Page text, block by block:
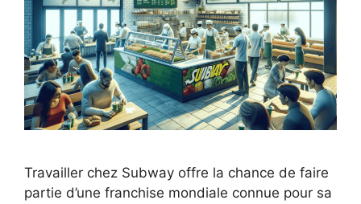
Travailler chez Subway offre la chance de faire
partie d’une franchise mondiale connue pour sa